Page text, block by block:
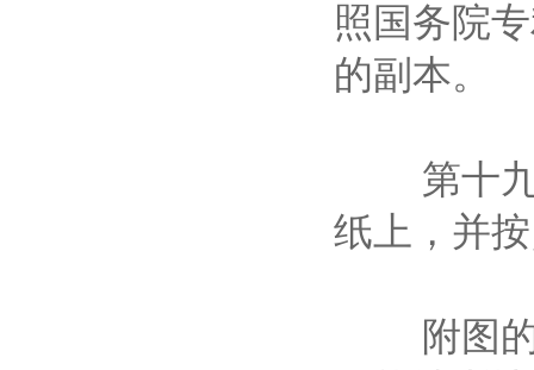
照国务院
的副本。
第十九
纸上，并
附图的